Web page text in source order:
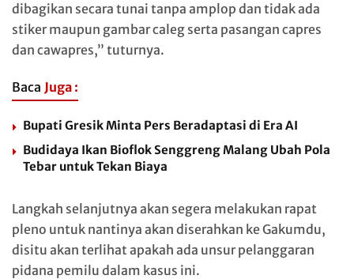
dibagikan secara tunai tanpa amplop dan tidak ada
stiker maupun gambar caleg serta pasangan capres
dan cawapres,” tuturnya.
Baca Juga :
Bupati Gresik Minta Pers Beradaptasi di Era AI
Budidaya Ikan Bioflok Senggreng Malang Ubah Pola
Tebar untuk Tekan Biaya
Langkah selanjutnya akan segera melakukan rapat
pleno untuk nantinya akan diserahkan ke Gakumdu,
disitu akan terlihat apakah ada unsur pelanggaran
pidana pemilu dalam kasus ini.